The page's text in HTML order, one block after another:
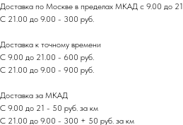
Доставка по Москве в пределах МКАД с 9.00 до
С 21.00 до 9.00 - 300 руб.
Доставка к точному времени
С 9.00 до 21.00 - 600 руб.
С 21.00 до 9.00 - 900 руб.
Доставка за МКАД
С 9.00 до 21 - 50 руб. за км
С 21.00 до 9.00 - 300 + 50 руб. за км